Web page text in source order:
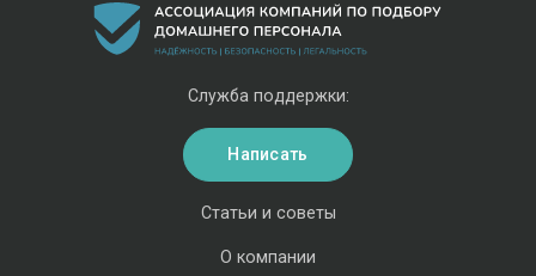
Статьи и советы
О компании
Служба поддержки:
Написать